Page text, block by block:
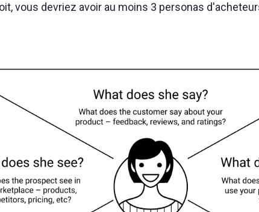
vous devriez avoir au moins 3 personas